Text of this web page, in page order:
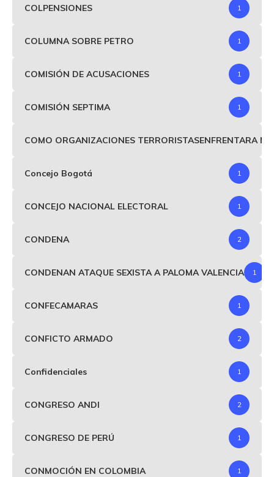
COLPENSIONES 1
COLUMNA SOBRE PETRO 1
COMISIÓN DE ACUSACIONES 1
COMISIÓN SEPTIMA 1
COMO ORGANIZACIONES TERRORISTASENFRENTARA
Concejo Bogotá 1
CONCEJO NACIONAL ELECTORAL 1
CONDENA 2
CONDENAN ATAQUE SEXISTA A PALOMA VALENCIA 1
CONFECAMARAS 1
CONFICTO ARMADO 2
Confidenciales 1
CONGRESO ANDI 2
CONGRESO DE PERÚ 1
CONMOCIÓN EN COLOMBIA 1